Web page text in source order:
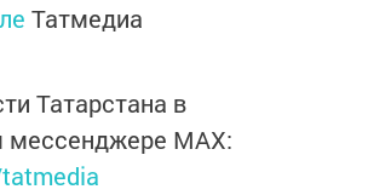
Татмедиа
Татарстана в
мессенджере MАХ: